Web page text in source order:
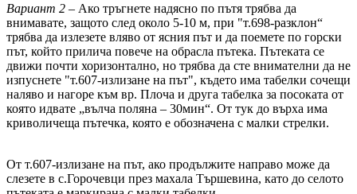
Вариант 2 – Ако тръгнете надясно по пътя трябва да
внимавате, защото след около 5-10 м, при "т.698-разклон“
трябва да излезете вляво от ясния път и да поемете по горски
път, който прилича повече на обрасла пътека. Пътеката се
движи почти хоризонтално, но трябва да сте внимателни да не
изпуснете "т.607-излизане на път", където има табелки сочещи
наляво и нагоре към вр. Плоча и друга табелка за посоката от
която идвате „вълча поляна – 30мин“. От тук до върха има
криволичеща пътечка, която е обозначена с малки стрелки.
От т.607-излизане на път, ако продължите направо може да
слезете в с.Горочевци през махала Тършевина, като до селото